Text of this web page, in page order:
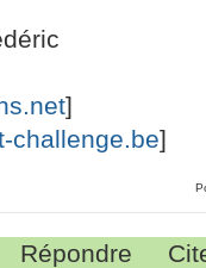
]
challenge.be]
Répondre